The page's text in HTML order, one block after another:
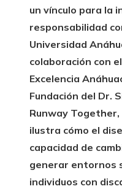
un vínculo para la
responsabilidad
Universidad
colaboración con
Excelencia
Fundación del Dr.
Runway Together,
ilustra cómo el
capacidad de
generar entornos
individuos con